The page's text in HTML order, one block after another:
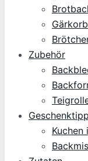
Zubehör
Kuchen